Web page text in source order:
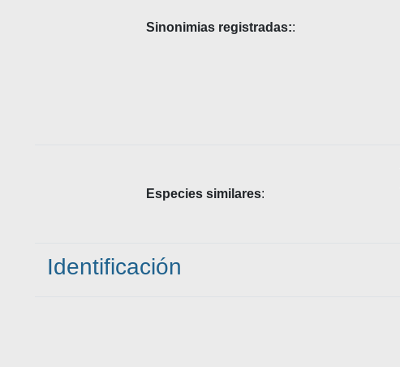
Sinonimias registradas::
Especies similares:
Identificación